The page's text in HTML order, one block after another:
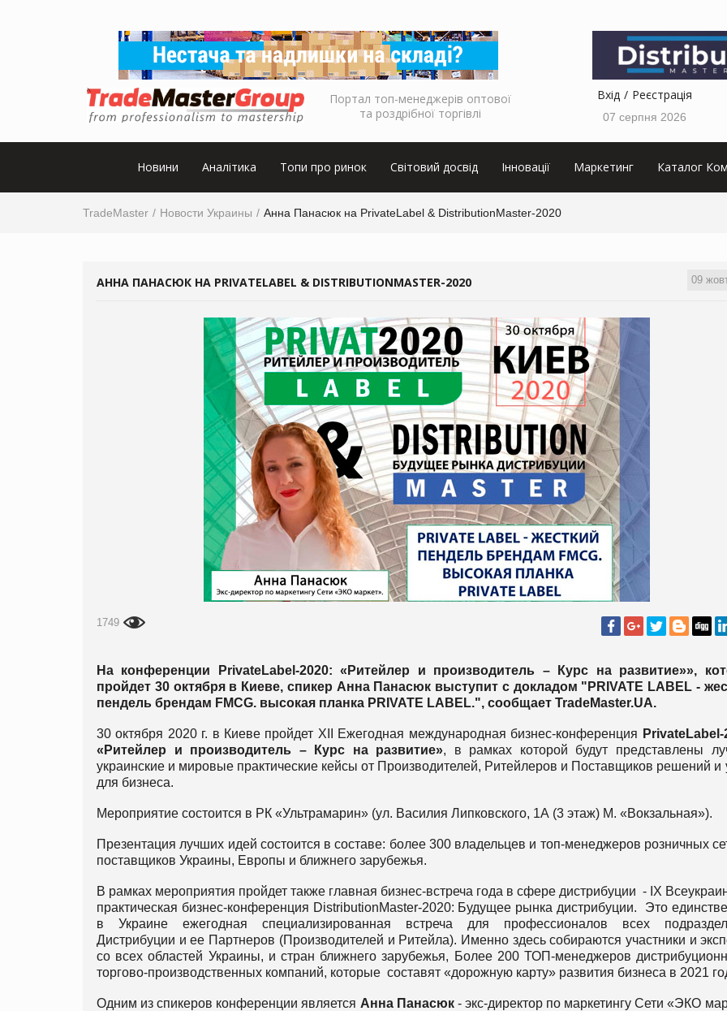
Портал топ-менеджерів оптової
та роздрібної торгівлі
Вхід Реєстрація
07 серпня 2026
Новини Аналітика Топи про ринок Світовий досвід Інновації Маркетинг Каталог
TradeMaster Новости Украины Анна Панасюк на PrivateLabel & DistributionMaster-2020
09
АННА ПАНАСЮК НА PRIVATELABEL & DISTRIBUTIONMASTER-2020
1749
На конференции PrivateLabel-2020: «Ритейлер и производитель – Курс на развитие»»,
пройдет 30 октября в Киеве, спикер Анна Панасюк выступит с докладом " PRIVATE LABEL -
пендель брендам FMCG. высокая планка PRIVATE LABEL.", сообщает TradeMaster.UA.
30 октября 2020 г. в Киеве пройдет XII Ежегодная международная бизнес-конференция PrivateLabel-
«Ритейлер и производитель – Курс на развитие», в рамках которой будут представлены
украинские и мировые практические кейсы от Производителей, Ритейлеров и Поставщиков решений и
для бизнеса.
Мероприятие состоится в РК «Ультрамарин» (ул. Василия Липковского, 1А (3 этаж) М. «Вокзальная»).
Презентация лучших идей состоится в составе: более 300 владельцев и топ-менеджеров розничных
поставщиков Украины, Европы и ближнего зарубежья.
В рамках мероприятия пройдет также главная бизнес-встреча года в сфере дистрибуции - IX
практическая бизнес-конференция DistributionMaster-2020: Будущее рынка дистрибуции. Это
в Украине ежегодная специализированная встреча для профессионалов всех
Дистрибуции и ее Партнеров (Производителей и Ритейла). Именно здесь собираются участники и
со всех областей Украины, и стран ближнего зарубежья, Более 200 ТОП-менеджеров
торгово-производственных компаний, которые составят «дорожную карту» развития бизнеса в 2021
Одним из спикеров конференции является Анна Панасюк - экс-директор по маркетингу Сети «ЭКО